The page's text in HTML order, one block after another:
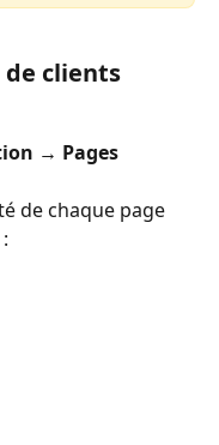
de clients
→ Pages
de chaque page